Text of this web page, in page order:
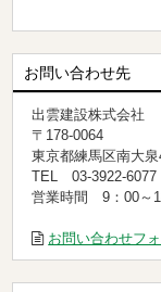
お問い合わせ先
出雲建設株式会社
〒178-0064
東京都練馬区南大泉
TEL 03-3922-6077
営業時間 9：00～
お問い合わせフ